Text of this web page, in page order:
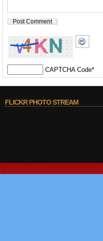
CAPTCHA Code*
FLICKR PHOTO STREAM